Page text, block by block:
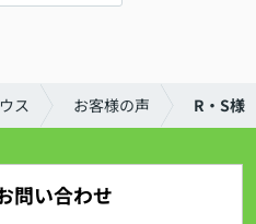
ス お客様の声 R・S様
問い合わせ